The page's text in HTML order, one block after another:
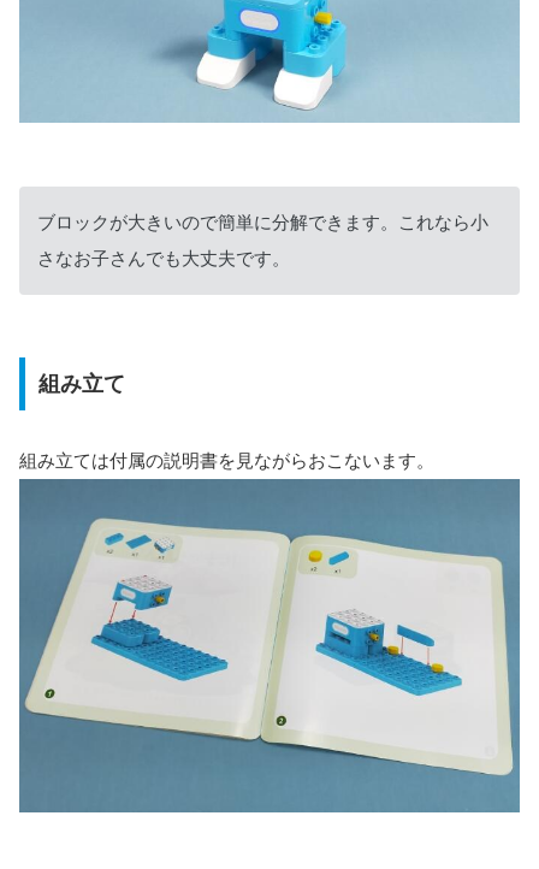
ブロックが大きいので簡単に分解できます。これなら小
さなお子さんでも大丈夫です。
組み立て
組み立ては付属の説明書を見ながらおこないます。